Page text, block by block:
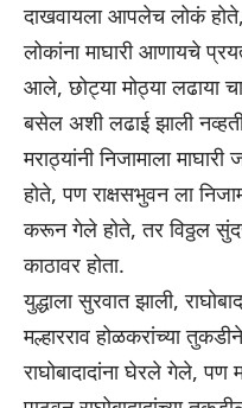
दाखवायला आपलेच लोकं
लोकांना माघारी आणायचे
आले, छोट्या मोठ्या लढाया
बसेल अशी लढाई झाली
मराठ्यांनी निजामाला
होते, पण राक्षसभुवन ला
करून गेले होते, तर विठ्ठल
काठावर होता.
युद्धाला सुरवात झाली,
मल्हारराव होळकरांच्या
राघोबादादांना घेरले गेले,